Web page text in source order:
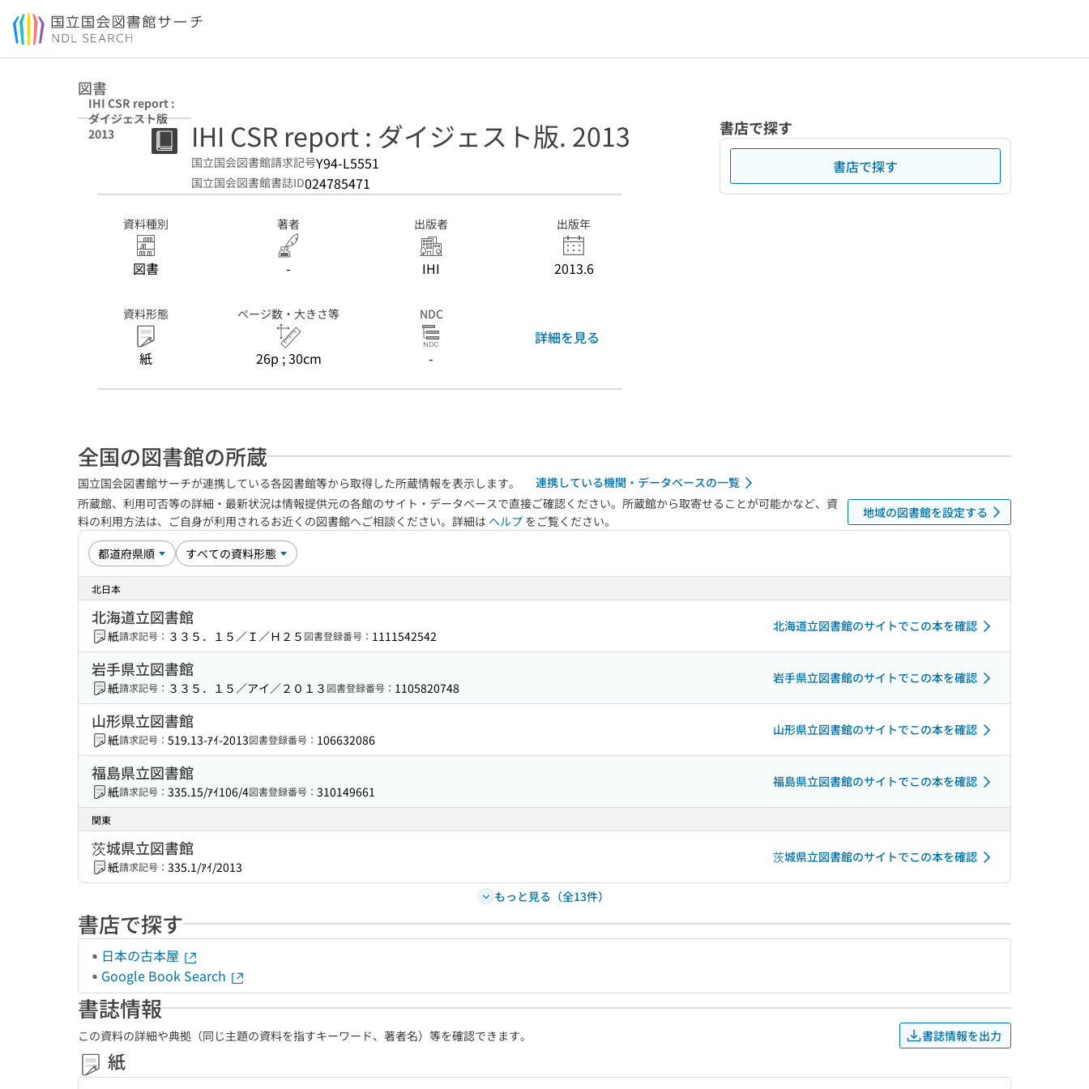
本文へ移動
図書
IHI CSR report :
ダイジェスト版
2013
IHI CSR report : ダイジェスト版. 2013
国立国会図書館請求記号Y94-L5551
国立国会図書館書誌ID024785471
資料種別
図書
著者
-
出版者
IHI
出版年
2013.6
資料形態
紙
ページ数・大きさ等
26p ; 30cm
NDC
-
詳細を見る
書店で探す
書店で探す
全国の図書館の所蔵
国立国会図書館サーチが連携している各図書館等から取得した所蔵情報を表示します。
連携している機関・データベースの一覧
所蔵館、利用可否等の詳細・最新状況は情報提供元の各館のサイト・データベースで直接ご確認ください。所蔵館から取寄せることが可能かなど、資
料の利用方法は、ご自身が利用されるお近くの図書館へご相談ください。詳細は ヘルプ をご覧ください。
地域の図書館を設定する
北日本
北海道立図書館
紙請求記号： ３３５．１５／Ｉ／Ｈ２５ 図書登録番号： 1111542542
北海道立図書館のサイトでこの本を確認
岩手県立図書館
紙請求記号： ３３５．１５／アイ／２０１３ 図書登録番号： 1105820748
岩手県立図書館のサイトでこの本を確認
山形県立図書館
紙請求記号： 519.13-ｱｲ-2013図書登録番号： 106632086
山形県立図書館のサイトでこの本を確認
福島県立図書館
紙請求記号： 335.15/ｱｲ106/4図書登録番号： 310149661
福島県立図書館のサイトでこの本を確認
関東
茨城県立図書館
紙請求記号： 335.1/ｱｲ/2013
茨城県立図書館のサイトでこの本を確認
もっと見る（全13件）
書店で探す
日本の古本屋
Google Book Search
書誌情報
この資料の詳細や典拠（同じ主題の資料を指すキーワード、著者名）等を確認できます。 書誌情報を出力
紙